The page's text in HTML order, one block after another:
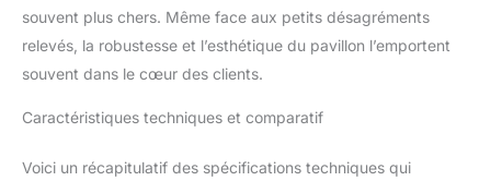
souvent plus chers. Même face aux petits désagréments
relevés, la robustesse et l’esthétique du pavillon l’emportent
souvent dans le cœur des clients.
Caractéristiques techniques et comparatif
Voici un récapitulatif des spécifications techniques qui